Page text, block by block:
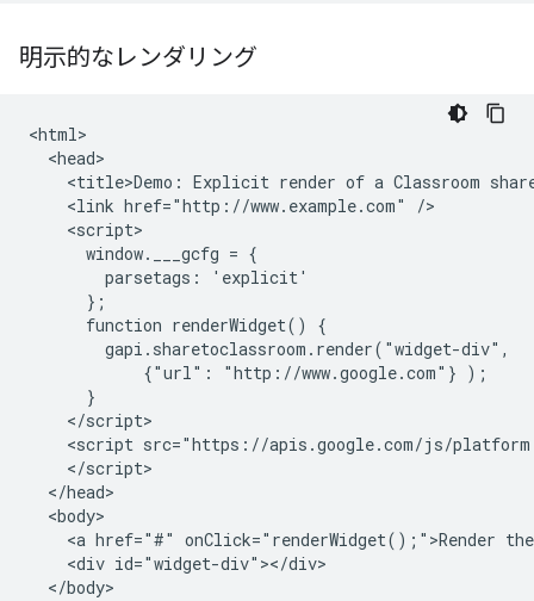
明示的なレンダリング
<html>
  <head>
<title>Demo: Explicit render of a Classroom
    <link href="http://www.example.com" />
    <script>
      window.___gcfg = {
        parsetags: 'explicit'
      };
      function renderWidget() {
        gapi.sharetoclassroom.render("widget-div",
            {"url": "http://www.google.com"} );
      }
    </script>
<script src="https://apis.google.com/js/
    </script>
  </head>
  <body>
<a href="#" onClick="renderWidget();">Render
    <div id="widget-div"></div>
  </body>